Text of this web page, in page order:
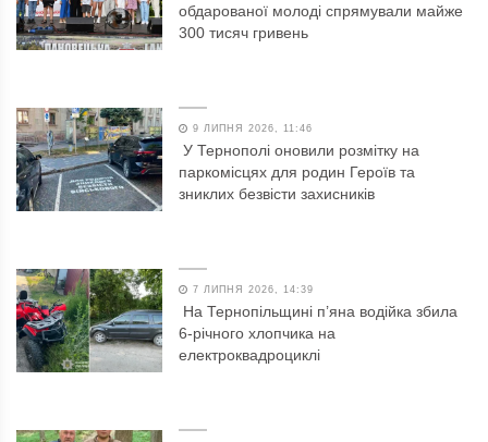
обдарованої молоді спрямували майже
300 тисяч гривень
9 ЛИПНЯ 2026, 11:46
У Тернополі оновили розмітку на
паркомісцях для родин Героїв та
зниклих безвісти захисників
7 ЛИПНЯ 2026, 14:39
На Тернопільщині п’яна водійка збила
6-річного хлопчика на
електроквадроциклі